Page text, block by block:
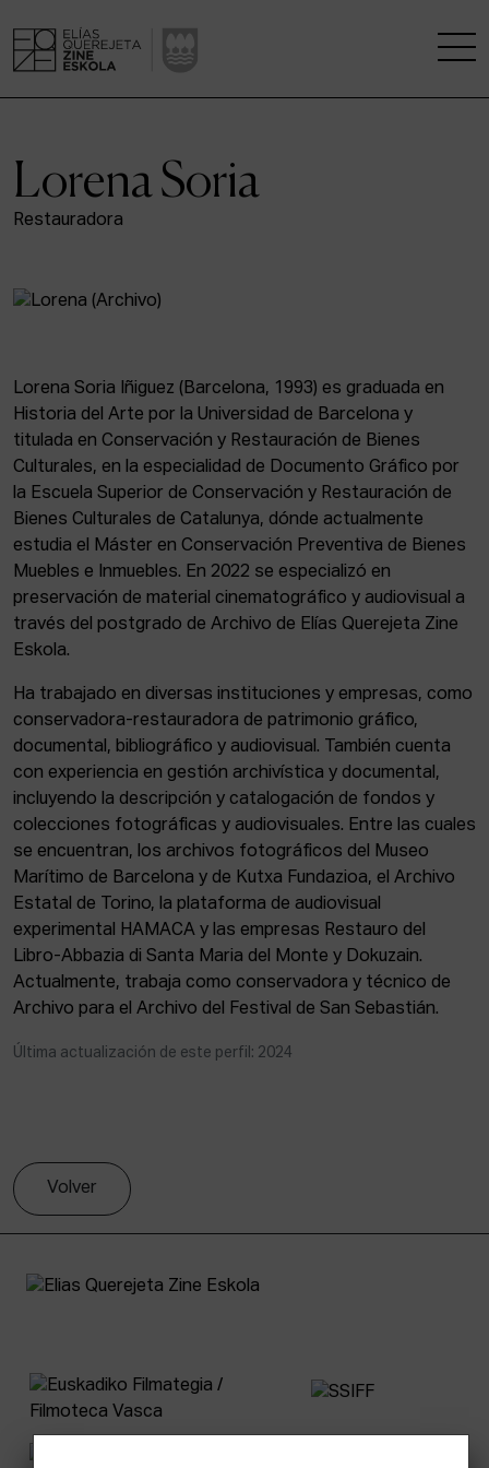
CENTRO DE INVESTIGACIÓN
KINOFABRIKA
COMUNIDAD
LA CASA DEL CINE
ACTUALIDAD
Admisión
Intranet
EUS
ESP ENG
Lorena Soria
Restauradora
Lorena Soria Iñiguez (Barcelona, 1993) es graduada en
Historia del Arte por la Universidad de Barcelona y
titulada en Conservación y Restauración de Bienes
Culturales, en la especialidad de Documento Gráfico por
la Escuela Superior de Conservación y Restauración de
Bienes Culturales de Catalunya, dónde actualmente
estudia el Máster en Conservación Preventiva de Bienes
Muebles e Inmuebles. En 2022 se especializó en
preservación de material cinematográfico y audiovisual a
través del postgrado de Archivo de Elías Querejeta Zine
Eskola.
Ha trabajado en diversas instituciones y empresas, como
conservadora-restauradora de patrimonio gráfico,
documental, bibliográfico y audiovisual. También cuenta
con experiencia en gestión archivística y documental,
incluyendo la descripción y catalogación de fondos y
colecciones fotográficas y audiovisuales. Entre las cuales
se encuentran, los archivos fotográficos del Museo
Marítimo de Barcelona y de Kutxa Fundazioa, el Archivo
Estatal de Torino, la plataforma de audiovisual
experimental HAMACA y las empresas Restauro del
Libro-Abbazia di Santa Maria del Monte y Dokuzain.
Actualmente, trabaja como conservadora y técnico de
Archivo para el Archivo del Festival de San Sebastián.
Última actualización de este perfil: 2024
Volver